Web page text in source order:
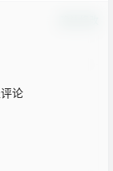
论